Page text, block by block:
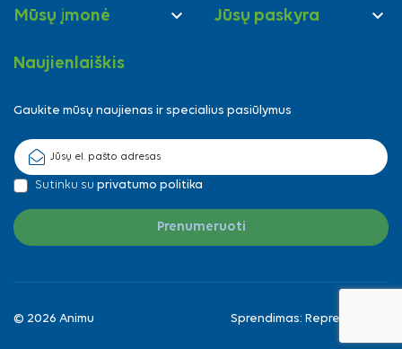
Mūsų įmonė  Jūsų paskyra 
Naujienlaiškis
Gaukite mūsų naujienas ir specialius pasiūlymus
Sutinku su privatumo politika
© 2026 Animu Sprendimas: Reprezentuok